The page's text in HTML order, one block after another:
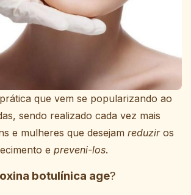
que vem se popularizando ao
sendo realizado cada vez mais
e mulheres que desejam reduziros
e preveni-los.
botulínica age?